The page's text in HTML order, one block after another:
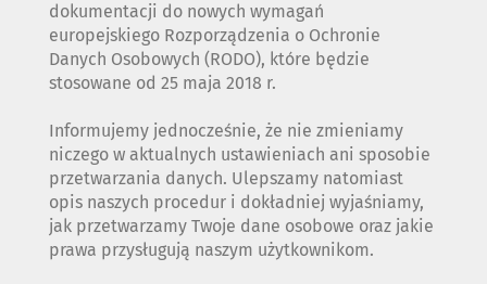
dokumentacji do nowych wymagań
europejskiego Rozporządzenia o Ochronie
Danych Osobowych (RODO), które będzie
stosowane od 25 maja 2018 r.
Informujemy jednocześnie, że nie zmieniamy
niczego w aktualnych ustawieniach ani sposobie
przetwarzania danych. Ulepszamy natomiast
opis naszych procedur i dokładniej wyjaśniamy,
jak przetwarzamy Twoje dane osobowe oraz jakie
prawa przysługują naszym użytkownikom.